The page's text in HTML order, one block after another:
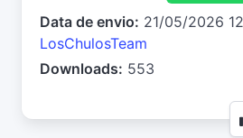
Data de envio: 21/05/2026
LosChulosTeam
Downloads: 553